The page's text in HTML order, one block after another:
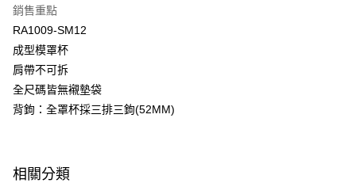
２．便利：只要手機號碼，簡訊認證，即可結帳。
３．安心：先確認商品／服務後，再付款。
【「AFTEE先享後付」結帳流程】
１．於結帳方式選擇「AFTEE先享後付」後，將跳轉至「AFTEE先享後付」
結帳頁面，進行簡訊認證並確認金額後，即可完成結帳。
３．收到繳費通知簡訊後14天內，點擊此簡訊中的連結，可透過四大超商／
後付繳納相關費用。
運送方式
全家取貨付款-以PackAge+配客嘉循環箱包裝寄出
每筆NT$90，滿NT$1,000(含以上)免運費
付款後全家取貨-以PackAge+配客嘉循環箱包裝寄出
每筆NT$90，滿NT$1,000(含以上)免運費
銷售重點
RA1009-SM12
成型模罩杯
肩帶不可拆
全尺碼皆無襯墊袋
背鉤：全罩杯採三排三鉤(52MM)
相關分類